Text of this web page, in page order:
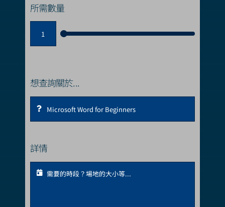
所需數量
想查詢關於...
詳情